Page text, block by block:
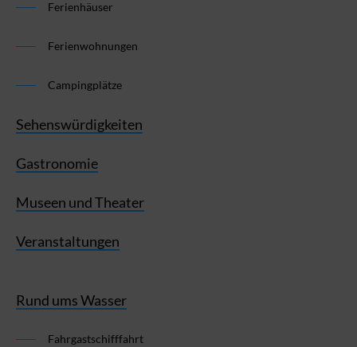
Ferienhäuser
Ferienwohnungen
Campingplätze
Sehenswürdigkeiten
Gastronomie
Museen und Theater
Veranstaltungen
Rund ums Wasser
Fahrgastschifffahrt